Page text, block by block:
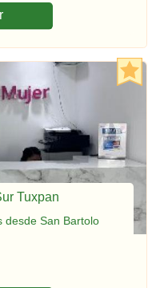
Tuxpan
desde San Bartolo